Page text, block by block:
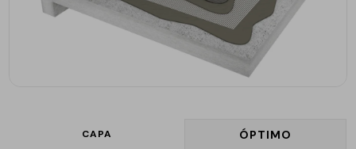
CAPA
ÓPTIMO